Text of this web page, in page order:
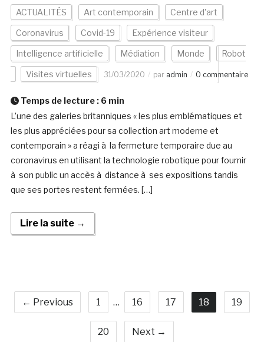
ACTUALITÉS Art contemporain Centre d'art
Coronavirus Covid-19 Expérience visiteur
Intelligence artificielle Médiation Monde Robot
Visites virtuelles 31/03/2020 par admin 0 commentaire
Temps de lecture : 6 min
L’une des galeries britanniques « les plus emblématiques et
les plus appréciées pour sa collection art moderne et
contemporain » a réagi à la fermeture temporaire due au
coronavirus en utilisant la technologie robotique pour fournir
à son public un accès à distance à ses expositions tandis
que ses portes restent fermées. […]
Lire la suite →
← Previous 1 … 16 17 18 19
20 Next →